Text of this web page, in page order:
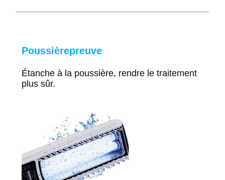
Poussièrepreuve
Étanche à la poussière, rendre le traitement
plus sûr.